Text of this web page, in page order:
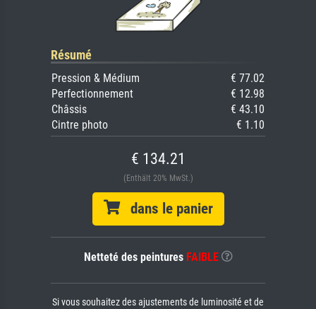
Résumé
Pression & Médium
€ 77.02
Perfectionnement
€ 12.98
Châssis
€ 43.10
Cintre photo
€ 1.10
€ 134.21
(Enthält 20% MwSt.)
dans le panier
Netteté des peintures FAIBLE
Si vous souhaitez des ajustements de luminosité et de